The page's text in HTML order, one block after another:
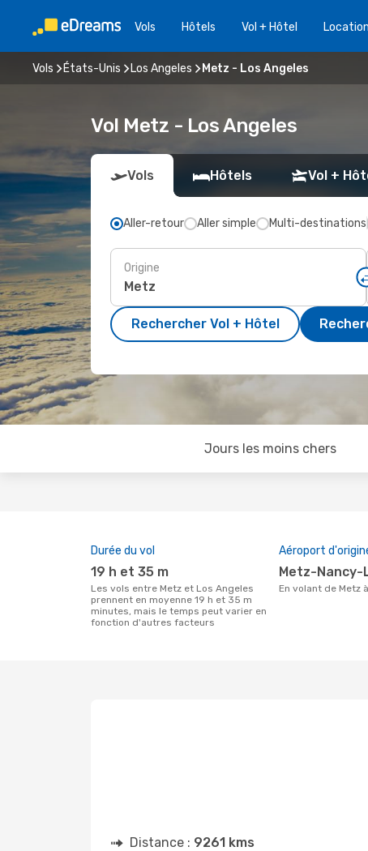
Vols Hôtels Vol + Hôtel
Vols États-Unis Los Angeles Metz - Los Angeles
Vol Metz - Los Angeles
Vols Hôtels Vol +
Aller-retour Aller simple Multi-destinations
Origine
Rechercher Vol + Hôtel
Jours les moins chers
Durée du vol
19 h et 35 m
Les vols entre Metz et Los Angeles
prennent en moyenne 19 h et 35 m
minutes, mais le temps peut varier en
fonction d'autres facteurs
Aéroport
Metz-
En volant de Metz
Distance : 9261 kms